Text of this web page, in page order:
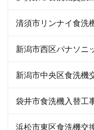
清須市リンナイ食
新潟市西区パナソニ
新潟市中央区食洗機
袋井市食洗機入替工
浜松市東区食洗機交